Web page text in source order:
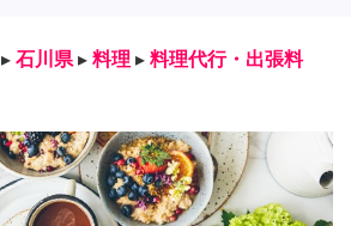
▸ 石川県 ▸ 料理 ▸ 料理代行・出張料